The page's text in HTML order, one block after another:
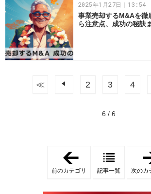
2025年1月27日｜13:54
事業売却するM&Aを徹
ら注意点、成功の秘訣
≪ 前へ
2 3 4
6 / 6
前のカテゴリ 記事一覧 次のカ